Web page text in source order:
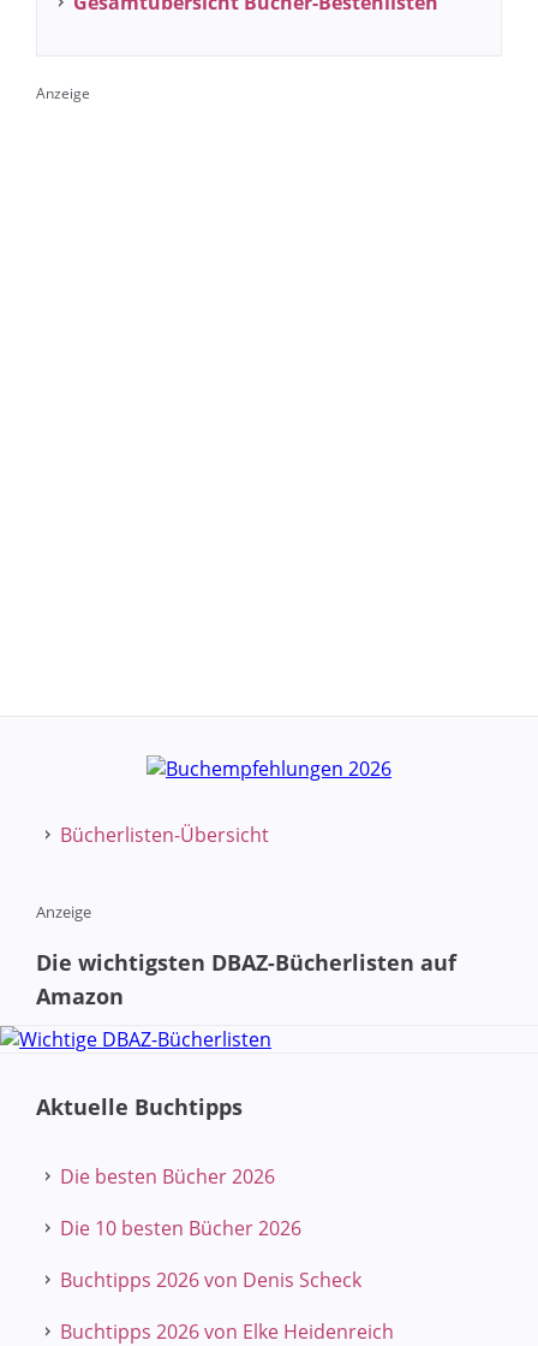
Anzeige
Bücherlisten-Übersicht
Anzeige
Die wichtigsten DBAZ-Bücherlisten auf
Amazon
Aktuelle Buchtipps
Die besten Bücher 2026
Die 10 besten Bücher 2026
Buchtipps 2026 von Denis Scheck
Buchtipps 2026 von Elke Heidenreich